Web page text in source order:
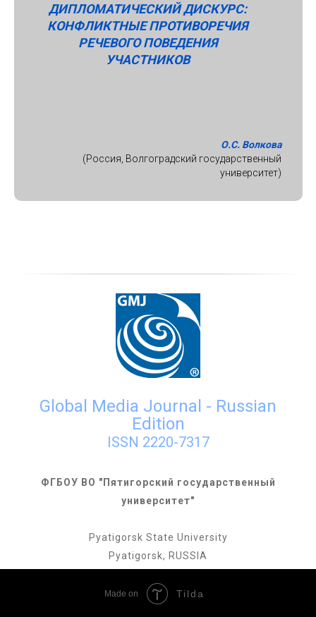
ДИПЛОМАТИЧЕСКИЙ ДИСКУРС:
КОНФЛИКТНЫЕ ПРОТИВОРЕЧИЯ
РЕЧЕВОГО ПОВЕДЕНИЯ
УЧАСТНИКОВ
О.С. Волкова
(Россия, Волгоградский государственный
университет)
Global Media Journal - Russian
Edition
ISSN 2220-7317
ФГБОУ ВО "Пятигорский государственный
университет"
Pyatigorsk State University
Pyatigorsk, RUSSIA
Made on Tilda